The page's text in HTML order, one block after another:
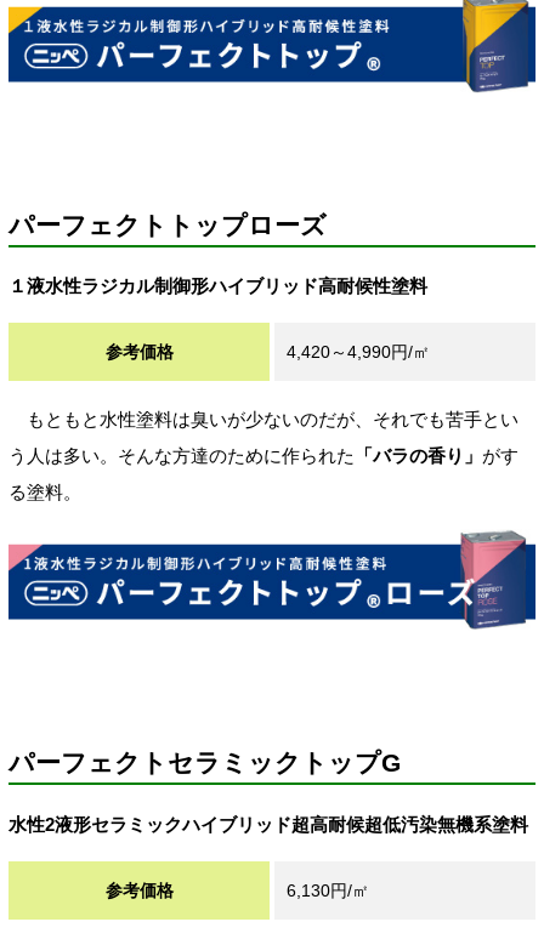
パーフェクトトップローズ
１液水性ラジカル制御形ハイブリッド高耐候性塗料
参考価格 4,420～4,990円/㎡
もともと水性塗料は臭いが少ないのだが、それでも苦手とい
う人は多い。そんな方達のために作られた
「バラの香り」 がす
る塗料。
パーフェクトセラミックトップG
水性2液形セラミックハイブリッド超高耐候超低汚染無機系塗料
参考価格 6,130円/㎡